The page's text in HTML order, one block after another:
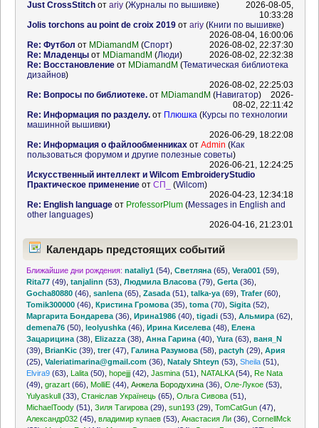
Just CrossStitchот ariy(Журналы по вышивке)
2026-08-05,
10:33:28
Jolis torchons au point de croix 2019от ariy(Книги по вышивке)
2026-08-04, 16:00:06
Re: Футбол от MDiamandM (Спорт)
2026-08-02, 22:37:30
Re: Младенцыот MDiamandM (Люди)
2026-08-02, 22:32:38
Re: Восстановлениеот MDiamandM (Тематическая библиотека
дизайнов)
2026-08-02, 22:25:03
Re: Вопросы по библиотеке.от MDiamandM (Навигатор)
2026-
08-02, 22:11:42
Re: Информация по разделу.от Плюшка (Курсы по технологии
машинной вышивки)
2026-06-29, 18:22:08
Re: Информация о файлообменникахот Admin (Как
пользоваться форумом и другие полезные советы)
2026-06-21, 12:24:25
Искусственный интеллект и Wilcom EmbroideryStudio
Практическое применениеот СП_ (Wilcom)
2026-04-23, 12:34:18
Re: English languageот ProfessorPlum(Messages in English and
other languages)
2026-04-16, 21:23:01
Календарь предстоящих событий
Ближайшие дни рождения: nataliy1 (54) ,Светляна (65) ,Vera001 (59)
Rita77 (49) ,tanjalinn (53) ,Людмила Власова (79) ,Gerta (36)
Gocha80880 (46) ,sanlena (65) ,Zasada (51) ,talka-ya (69) ,Trafer(60)
Tomik300000 (46) ,Кристина Громова (35) ,toma (70) ,Sigita (52)
Маргарита Бондарева (36) ,Ирина1986 (40) ,tigadi (53) ,Альмира (62)
demena76 (50) ,leolyushka (46) ,Ирина Киселева (48) ,Елена
Зацарицина (38) ,Elizazza (38) ,Анна Гарина (40) ,Yura (63) ,ваня_N
(39) ,BrianKic (39) ,trer(47) ,Галина Разумова (58) ,pactyh (29) ,Ария
(25) ,Valeriatimarina@gmail.com (36) ,Nataly Shteyn (53) ,Sheila (51)
Elvira9 (63) Lalita (50) ,hopejjj (42) ,Jasmina (51) NATALKA(54)
Re Nata
(49) ,grazart (66) MolliE (44) ,Анжела Бородухина (36) ,Оле-Лукое (53)
Yulyaskull (33) ,Станіслав Українець (65) ,Ольга Сивова (51)
MichaelToody (51) ,Зиля Тагирова (29) ,sun193 (29) ,TomCatGun (47)
Александр032 (45) ,владимир купаев (53) ,Анастасия Ли (36) ,CornellMck